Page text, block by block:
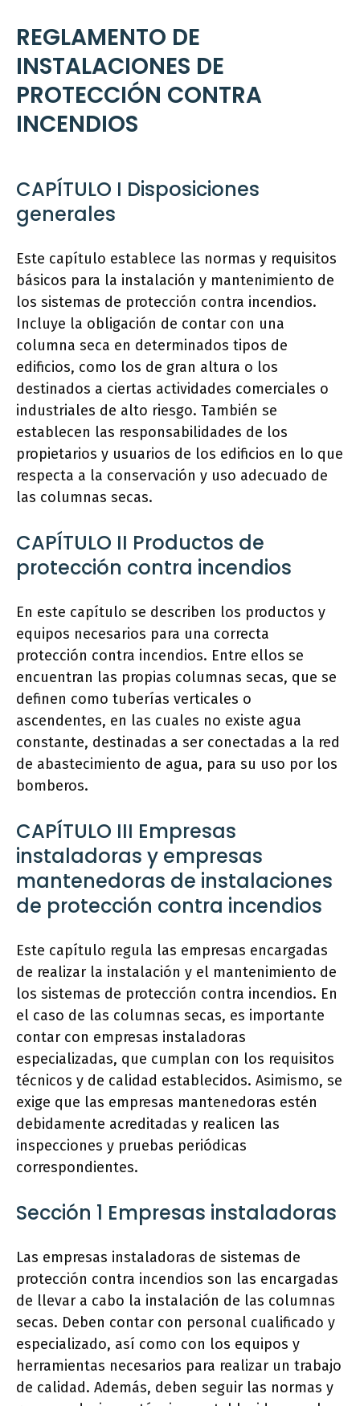
REGLAMENTO DE
INSTALACIONES DE
PROTECCIÓN CONTRA
INCENDIOS
CAPÍTULO I Disposiciones
generales
Este capítulo establece las normas y requisitos
básicos para la instalación y mantenimiento de
los sistemas de protección contra incendios.
Incluye la obligación de contar con una
columna seca en determinados tipos de
edificios, como los de gran altura o los
destinados a ciertas actividades comerciales o
industriales de alto riesgo. También se
establecen las responsabilidades de los
propietarios y usuarios de los edificios en lo que
respecta a la conservación y uso adecuado de
las columnas secas.
CAPÍTULO II Productos de
protección contra incendios
En este capítulo se describen los productos y
equipos necesarios para una correcta
protección contra incendios. Entre ellos se
encuentran las propias columnas secas, que se
definen como tuberías verticales o
ascendentes, en las cuales no existe agua
constante, destinadas a ser conectadas a la red
de abastecimiento de agua, para su uso por los
bomberos.
CAPÍTULO III Empresas
instaladoras y empresas
mantenedoras de instalaciones
de protección contra incendios
Este capítulo regula las empresas encargadas
de realizar la instalación y el mantenimiento de
los sistemas de protección contra incendios. En
el caso de las columnas secas, es importante
contar con empresas instaladoras
especializadas, que cumplan con los requisitos
técnicos y de calidad establecidos. Asimismo, se
exige que las empresas mantenedoras estén
debidamente acreditadas y realicen las
inspecciones y pruebas periódicas
correspondientes.
Sección 1 Empresas instaladoras
Las empresas instaladoras de sistemas de
protección contra incendios son las encargadas
de llevar a cabo la instalación de las columnas
secas. Deben contar con personal cualificado y
especializado, así como con los equipos y
herramientas necesarios para realizar un trabajo
de calidad. Además, deben seguir las normas y